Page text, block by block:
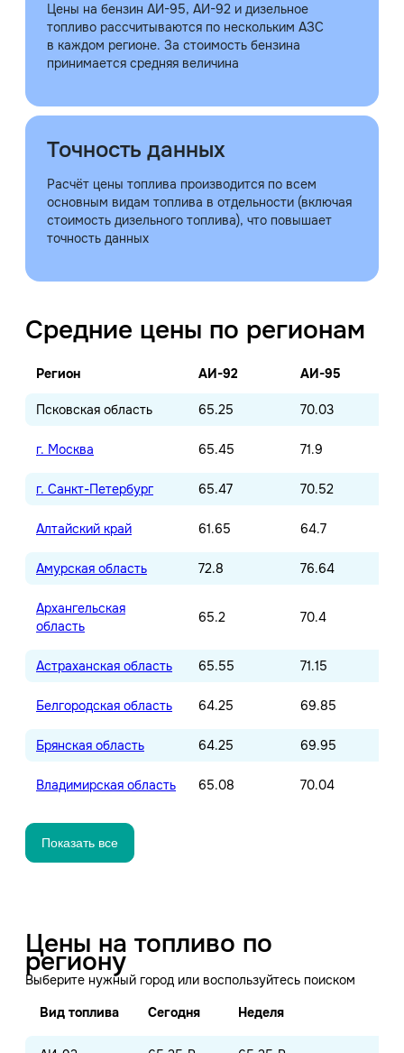
Цены на бензин АИ-95, АИ-92 и дизельное
топливо рассчитываются по нескольким АЗС
в каждом регионе. За стоимость бензина
принимается средняя величина
Точность данных
Расчёт цены топлива производится по всем
основным видам топлива в отдельности (включая
стоимость дизельного топлива), что повышает
точность данных
Средние цены по регионам
Регион АИ-92 АИ-95
Псковская область 65.25 70.03
г. Москва 65.45 71.9
г. Санкт-Петербург 65.47 70.52
Алтайский край 61.65 64.7
Амурская область 72.8 76.64
Архангельская
область
65.2 70.4
Астраханская область 65.55 71.15
Белгородская область 64.25 69.85
Брянская область 64.25 69.95
Владимирская область 65.08 70.04
Показать все
Цены на топливо по
региону
Выберите нужный город или воспользуйтесь поиском
Вид топлива
Сегодня Неделя